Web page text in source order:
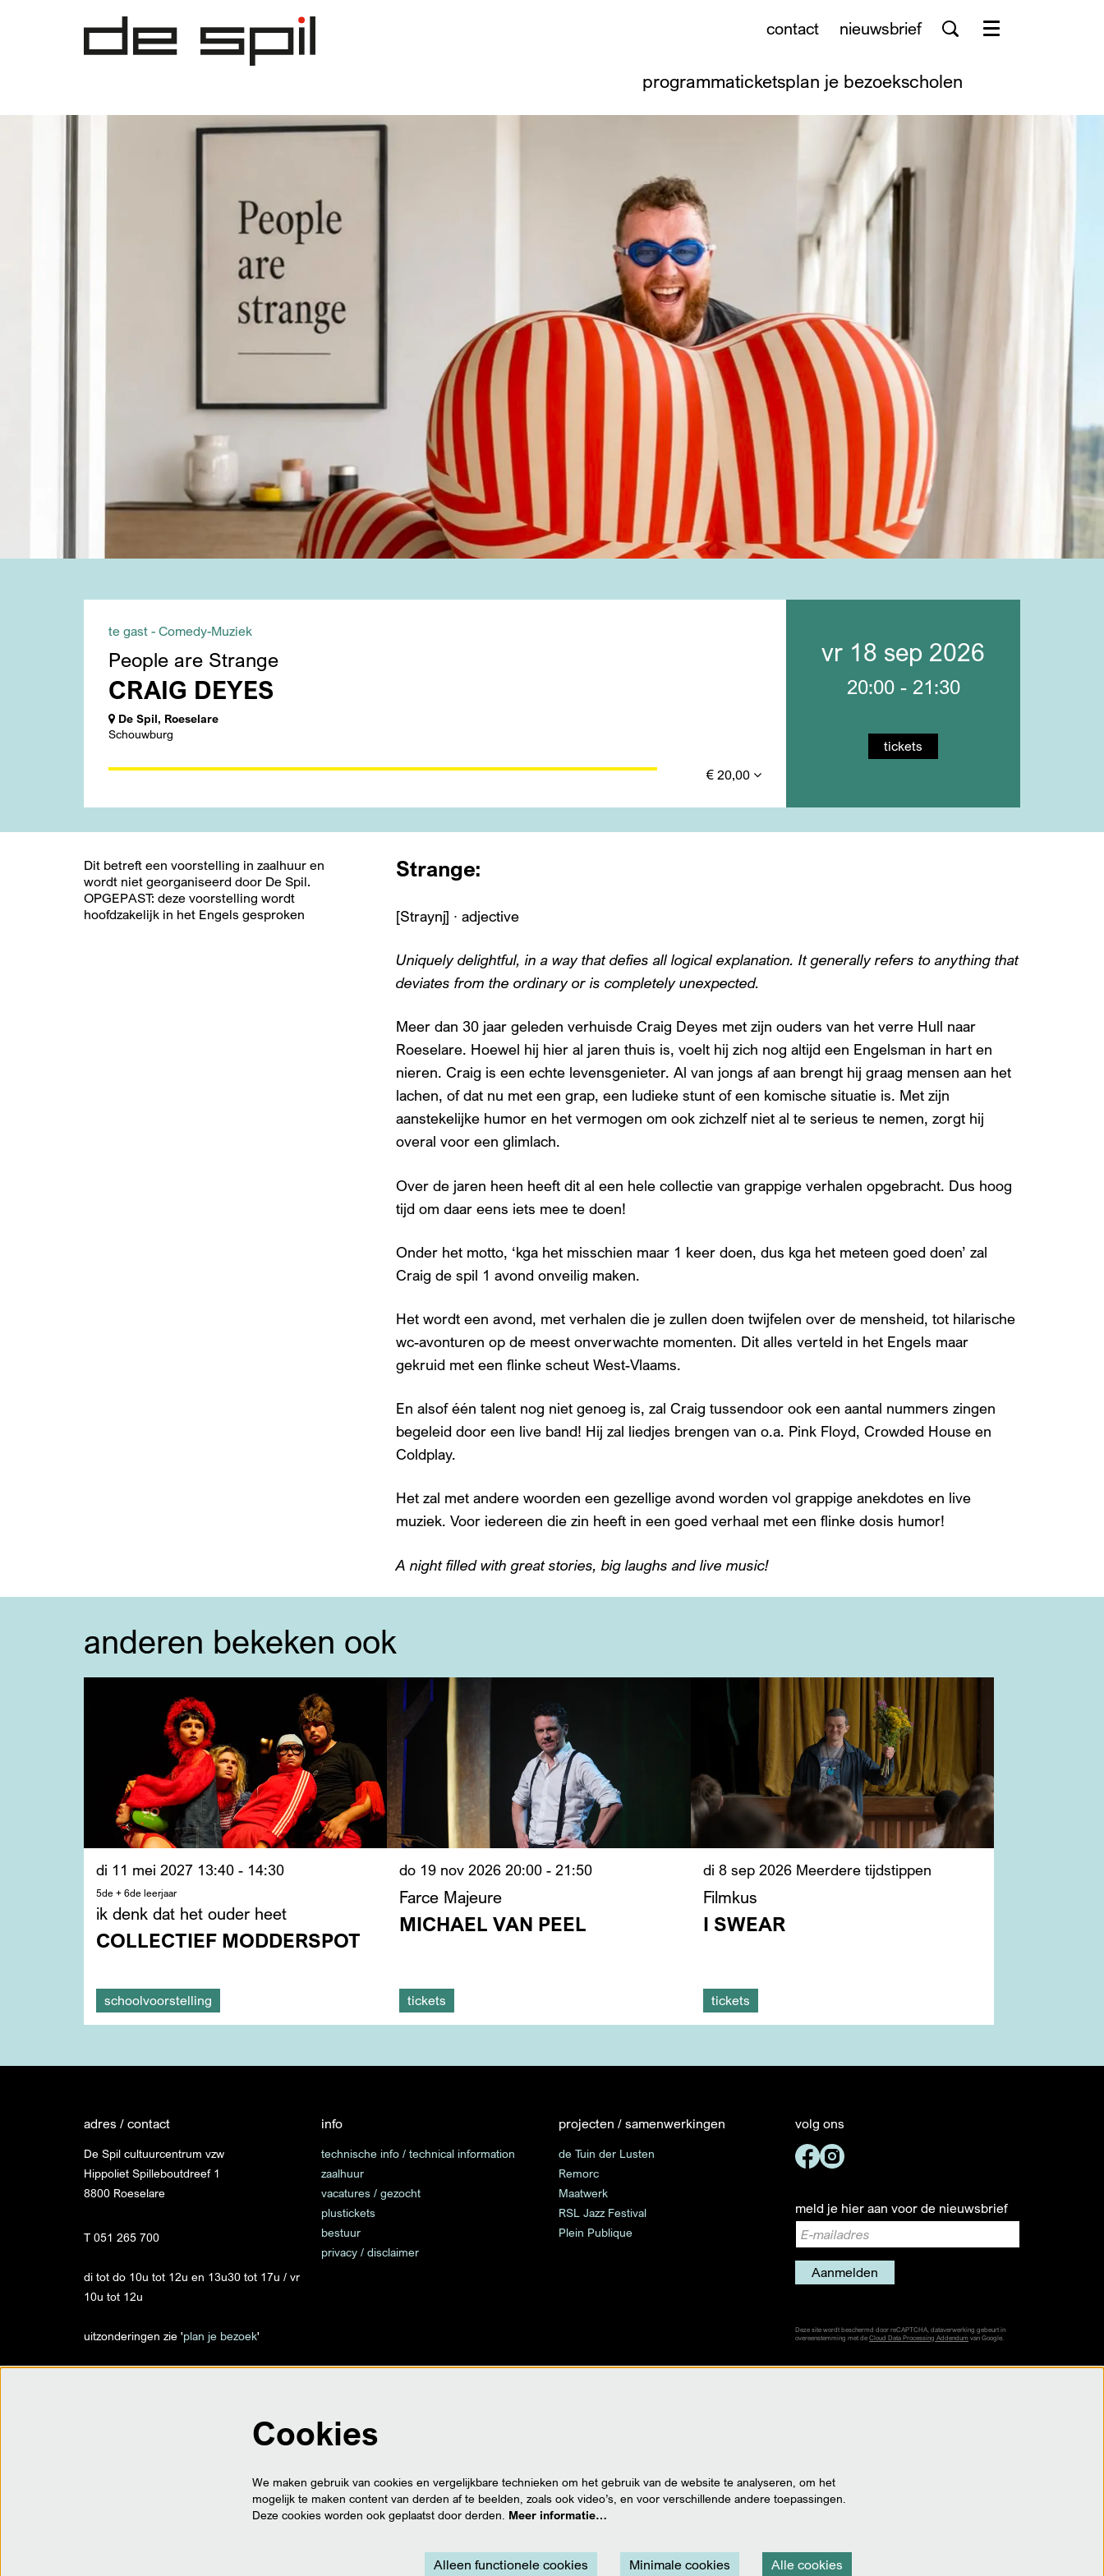
contact nieuwsbrief
programmaticketsplan je bezoekscholen
Menu
People are Strange
CRAIG DEYES
te gast - Comedy-Muziek
De Spil, Roeselare
Schouwburg
€ 20,00
vr 18 sep 2026
20:00 - 21:30
tickets
Strange:
[Straynj] ∙ adjective
Uniquely delightful, in a way that defies all logical explanation. It generally refers to anything that
deviates from the ordinary or is completely unexpected.
Meer dan 30 jaar geleden verhuisde Craig Deyes met zijn ouders van het verre Hull naar
Roeselare. Hoewel hij hier al jaren thuis is, voelt hij zich nog altijd een Engelsman in hart en
nieren. Craig is een echte levensgenieter. Al van jongs af aan brengt hij graag mensen aan het
lachen, of dat nu met een grap, een ludieke stunt of een komische situatie is. Met zijn
aanstekelijke humor en het vermogen om ook zichzelf niet al te serieus te nemen, zorgt hij
overal voor een glimlach.
Over de jaren heen heeft dit al een hele collectie van grappige verhalen opgebracht. Dus hoog
tijd om daar eens iets mee te doen!
Onder het motto, ‘kga het misschien maar 1 keer doen, dus kga het meteen goed doen’ zal
Craig de spil 1 avond onveilig maken.
Het wordt een avond, met verhalen die je zullen doen twijfelen over de mensheid, tot hilarische
wc-avonturen op de meest onverwachte momenten. Dit alles verteld in het Engels maar
gekruid met een flinke scheut West-Vlaams.
En alsof één talent nog niet genoeg is, zal Craig tussendoor ook een aantal nummers zingen
begeleid door een live band! Hij zal liedjes brengen van o.a. Pink Floyd, Crowded House en
Coldplay.
Het zal met andere woorden een gezellige avond worden vol grappige anekdotes en live
muziek. Voor iedereen die zin heeft in een goed verhaal met een flinke dosis humor!
A night filled with great stories, big laughs and live music!
Dit betreft een voorstelling in zaalhuur en
wordt niet georganiseerd door De Spil.
OPGEPAST: deze voorstelling wordt
hoofdzakelijk in het Engels gesproken
anderen bekeken ook
ik denk dat het ouder heet
COLLECTIEF MODDERSPOT
5de + 6de leerjaar
di 11 mei 2027 13:40 - 14:30
schoolvoorstelling
Farce Majeure
MICHAEL VAN PEEL
do 19 nov 202620:00 - 21:50
tickets
Filmkus
I SWEAR
di 8 sep 2026 Meerdere tijdstippen
tickets
adres / contact
De Spil cultuurcentrum vzw
Hippoliet Spilleboutdreef 1
8800 Roeselare
T 051 265 700
di tot do 10u tot 12u en 13u30 tot 17u / vr
10u tot 12u
uitzonderingen zie 'plan je bezoek'
Villa Vandewalle - Meensesteenweg 156 -
info
technische info / technical information
zaalhuur
vacatures / gezocht
plustickets
bestuur
privacy / disclaimer
projecten / samenwerkingen
de Tuin der Lusten
Remorc
Maatwerk
RSL Jazz Festival
Plein Publique
volg ons
meld je hier aan voor de nieuwsbrief
Aanmelden
Deze site wordt beschermd door reCAPTCHA, dataverwerking gebeurt in
overeenstemming met deCloud Data Processing Addendum van Google.
Cookies
We maken gebruik van cookies en vergelijkbare technieken om het gebruik van de website te analyseren, om het
mogelijk te maken content van derden af te beelden, zoals ook video’s, en voor verschillende andere toepassingen.
Deze cookies worden ook geplaatst door derden. Meer informatie…
Alleen functionele cookies Minimale cookies Alle cookies